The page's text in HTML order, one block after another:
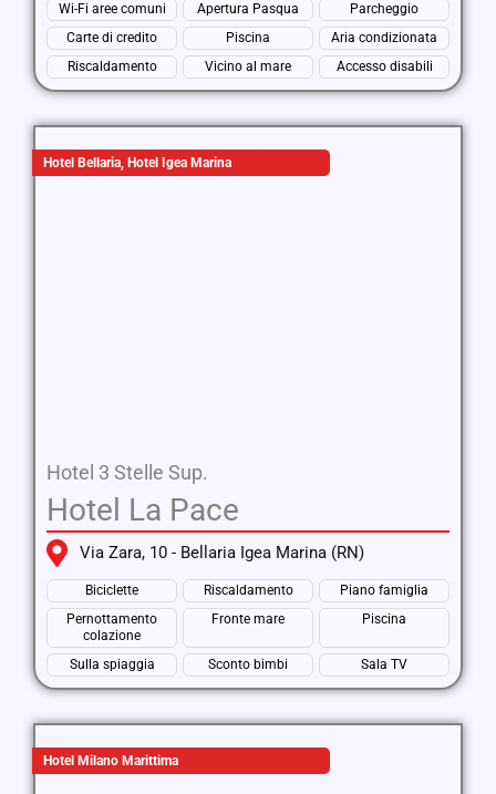
Wi-Fi aree comuni Apertura Pasqua
Parcheggio
Carte di credito
Piscina
Aria condizionata
Riscaldamento
Vicino al mare Accesso disabili
Hotel Bellaria, Hotel Igea Marina
Hotel 3 Stelle Sup.
Hotel La Pace
Via Zara, 10 - Bellaria Igea Marina (RN)
Biciclette Riscaldamento
Piano famiglia
Pernottamento
colazione
Fronte mare Piscina
Sulla spiaggia Sconto bimbi Sala TV
Hotel Milano Marittima